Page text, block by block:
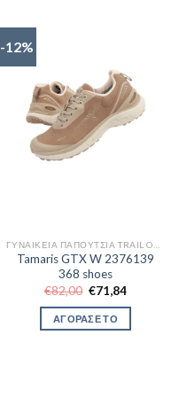
-12%
Tamaris GTX W 2376139
368 shoes
€82,00 Original
price
was:
€82,00.
€71,84Η
τιμή
ΑΓΟΡΑΣΕ ΤΟ